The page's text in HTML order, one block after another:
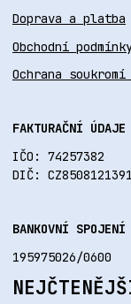
Doprava a platba
Obchodní
Ochrana soukromí
FAKTURAČNÍ ÚDAJE
IČO: 74257382
DIČ: CZ8508121391
BANKOVNÍ SPOJENÍ
195975026/0600